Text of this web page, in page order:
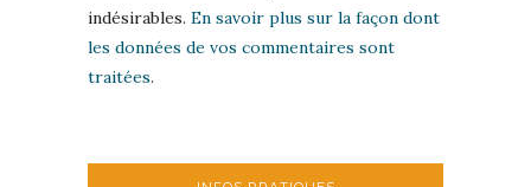
indésirables. En savoir plus sur la façon dont
les données de vos commentaires sont
traitées.